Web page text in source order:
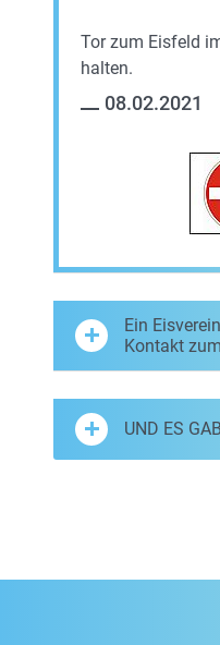
Tor zum Eisfeld
halten.
08.02.2021
Ein
Kontakt
UND ES